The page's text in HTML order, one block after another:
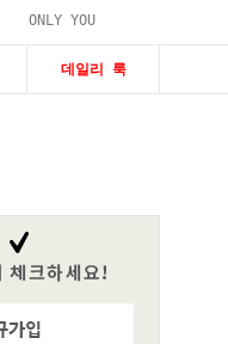
ONLY YOU
데일리 룩